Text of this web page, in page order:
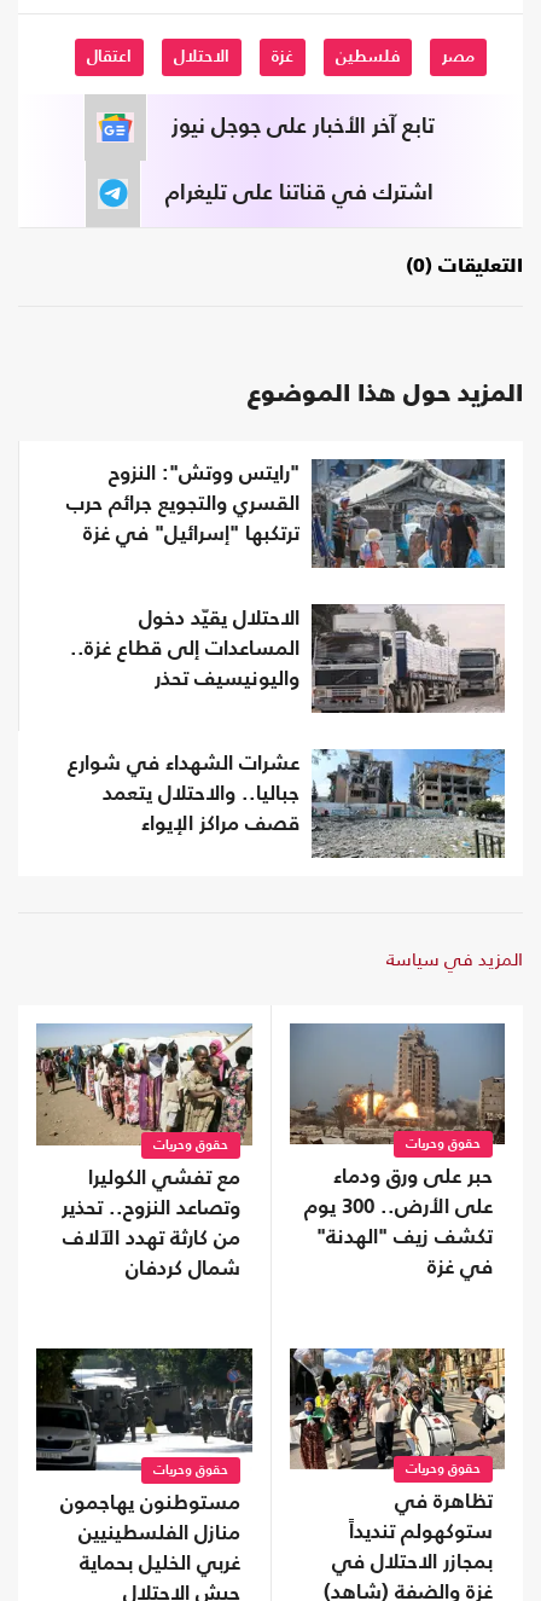
مصر فلسطين غزة الاحتلال اعتقال
تابع آخر الأخبار على جوجل نيوز
اشترك في قناتنا على تليغرام
التعليقات (0)
المزيد حول هذا الموضوع
"رايتس ووتش": النزوح
القسري والتجويع جرائم حرب
ترتكبها "إسرائيل" في غزة
الاحتلال يقيّد دخول
المساعدات إلى قطاع غزة..
واليونيسيف تحذر
عشرات الشهداء في شوارع
جباليا.. والاحتلال يتعمد
قصف مراكز الإيواء
المزيد في سياسة
حقوق وحريات
حبر على ورق ودماء
على الأرض.. 300 يوم
تكشف زيف "الهدنة"
في غزة
حقوق وحريات
مع تفشي الكوليرا
وتصاعد النزوح.. تحذير
من كارثة تهدد الآلاف
شمال كردفان
حقوق وحريات
تظاهرة في
ستوكهولم تنديداً
بمجازر الاحتلال في
غزة والضفة (شاهد)
حقوق وحريات
مستوطنون يهاجمون
منازل الفلسطينيين
غربي الخليل بحماية
جيش الاحتلال